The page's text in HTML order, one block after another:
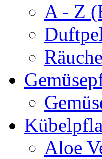
A - Z
Aloe